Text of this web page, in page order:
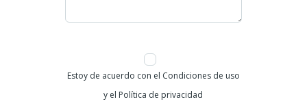
Estoy de acuerdo con el Condiciones de uso
y el Política de privacidad